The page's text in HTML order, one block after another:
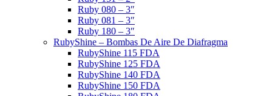
Ruby 080 – 3″
Ruby 081 – 3″
Ruby 180 – 3″
RubyShine – Bombas De Aire De Diafragma
RubyShine 115 FDA
RubyShine 125 FDA
RubyShine 140 FDA
RubyShine 150 FDA